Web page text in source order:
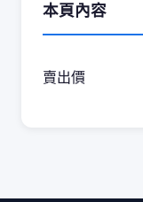
本頁內容
賣出價